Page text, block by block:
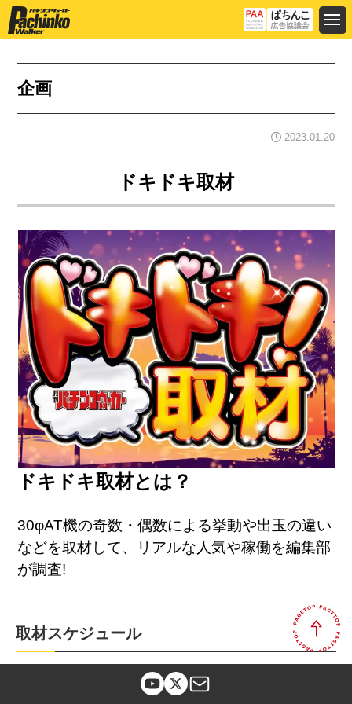
企画
2023.01.20
ドキドキ取材
ドキドキ取材とは？
30φAT機の奇数・偶数による挙動や出玉の違い
などを取材して、リアルな人気や稼働を編集部
が調査!
取材スケジュール